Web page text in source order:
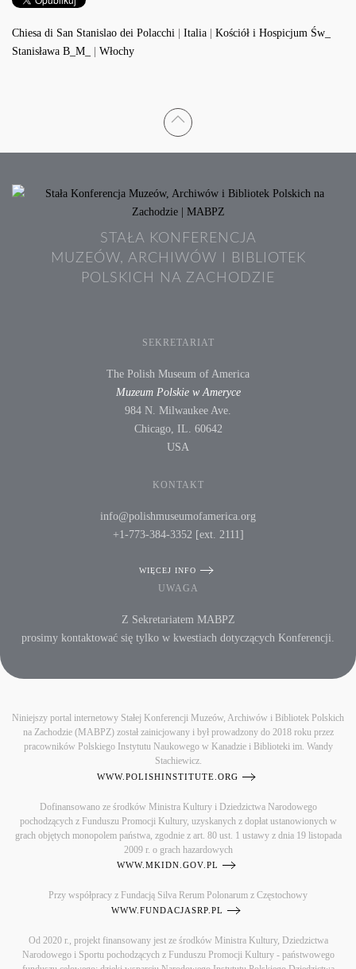
Chiesa di San Stanislao dei Polacchi Italia
Kościół i Hospicjum Św_
Stanisława B_M_
Włochy
STAŁA KONFERENCJA
MUZEÓW, ARCHIWÓW I BIBLIOTEK
POLSKICH NA ZACHODZIE
SEKRETARIAT
The Polish Museum of America
Muzeum Polskie w Ameryce
984 N. Milwaukee Ave.
Chicago, IL. 60642
USA
KONTAKT
info@polishmuseumofamerica.org
+1-773-384-3352 [ext. 2111]
WIĘCEJ INFO
UWAGA
Z Sekretariatem MABPZ
prosimy kontaktować się tylko w kwestiach dotyczących Konferencji.
Niniejszy portal internetowy Stałej Konferencji Muzeów, Archiwów i Bibliotek Polskich
na Zachodzie (MABPZ) został zainicjowany i był prowadzony do 2018 roku przez
pracowników Polskiego Instytutu Naukowego w Kanadzie i Biblioteki im. Wandy
Stachiewicz.
WWW.POLISHINSTITUTE.ORG
Dofinansowano ze środków Ministra Kultury i Dziedzictwa Narodowego
pochodzących z Funduszu Promocji Kultury, uzyskanych z dopłat ustanowionych w
grach objętych monopolem państwa, zgodnie z art. 80 ust. 1 ustawy z dnia 19 listopada
2009 r. o grach hazardowych
WWW.MKIDN.GOV.PL
Przy współpracy z Fundacją Silva Rerum Polonarum z Częstochowy
WWW.FUNDACJASRP.PL
Od 2020 r., projekt finansowany jest ze środków Ministra Kultury, Dziedzictwa
Narodowego i Sportu pochodzących z Funduszu Promocji Kultury - państwowego